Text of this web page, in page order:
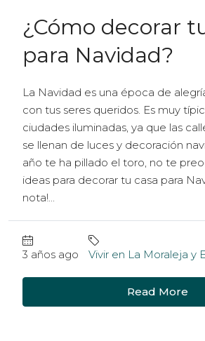
¿Cómo decorar
para Navidad?
La Navidad es una época de
con tus seres queridos. Es muy
ciudades iluminadas, ya que las
se llenan de luces y decoración
año te ha pillado el toro, no te
ideas para decorar tu casa para
nota!...
3 años ago Vivir en La Moraleja y
Read More